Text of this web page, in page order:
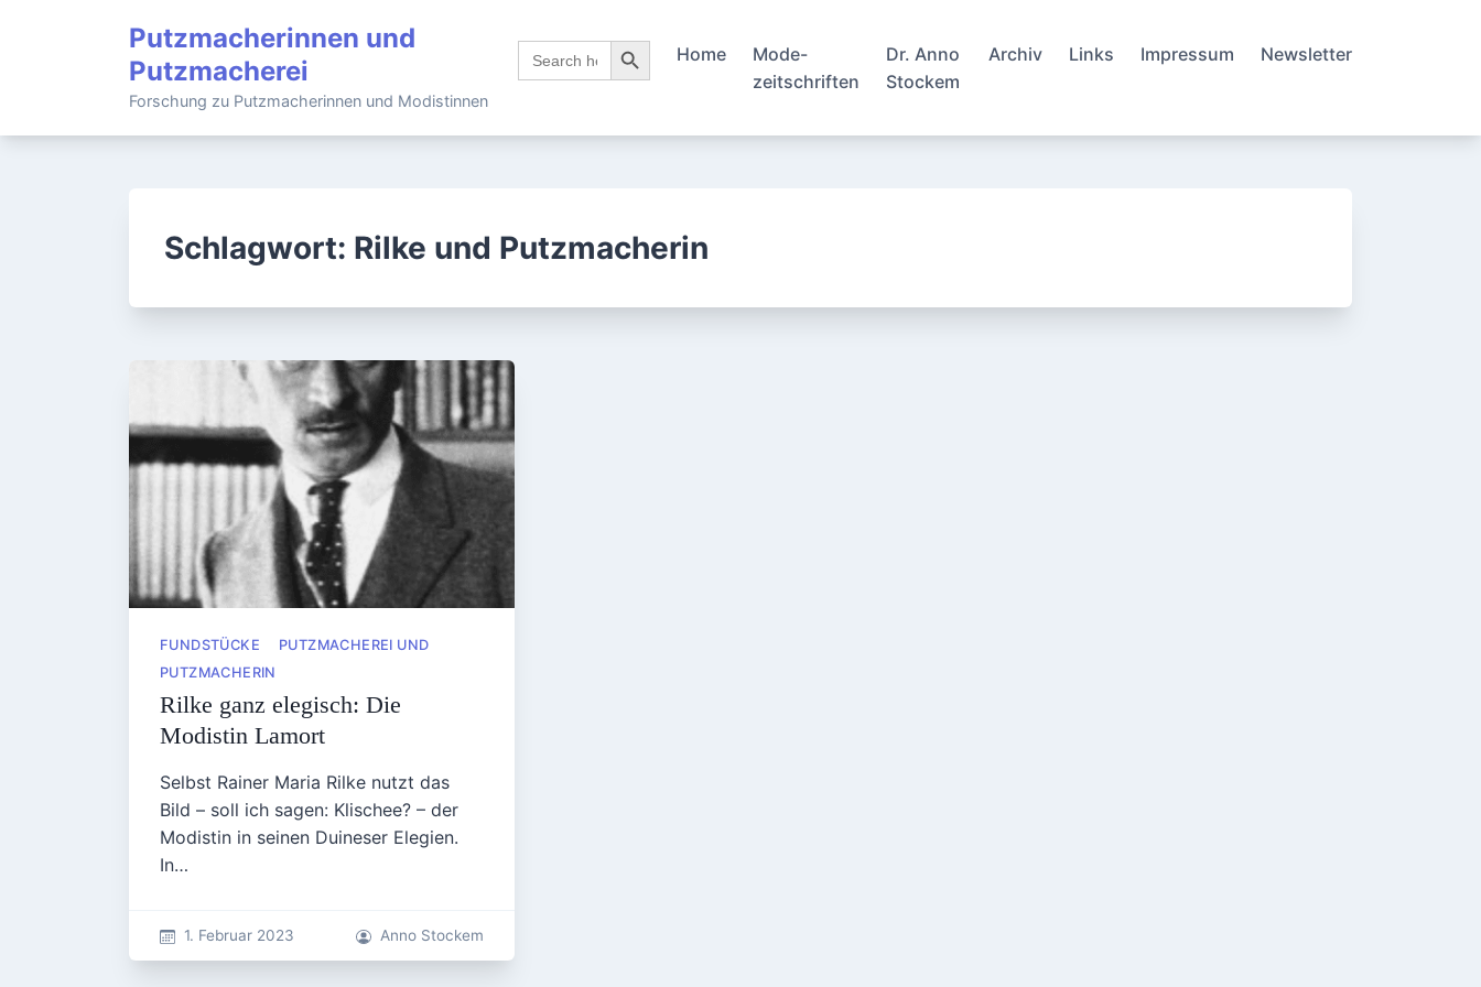
Putzmacherinnen und
Putzmacherei
Forschung zu Putzmacherinnen und Modistinnen
Search
for:
Search Button
Home
Mode-
zeitschriften
Dr. Anno
Stockem
Archiv Links Impressum Newsletter
Schlagwort: Rilke und Putzmacherin
FUNDSTÜCKE
PUTZMACHEREI UND
PUTZMACHERIN
Rilke ganz elegisch: Die
Modistin Lamort
Selbst Rainer Maria Rilke nutzt das
Bild – soll ich sagen: Klischee? – der
Modistin in seinen Duineser Elegien.
In…
1. Februar 2023 Anno Stockem